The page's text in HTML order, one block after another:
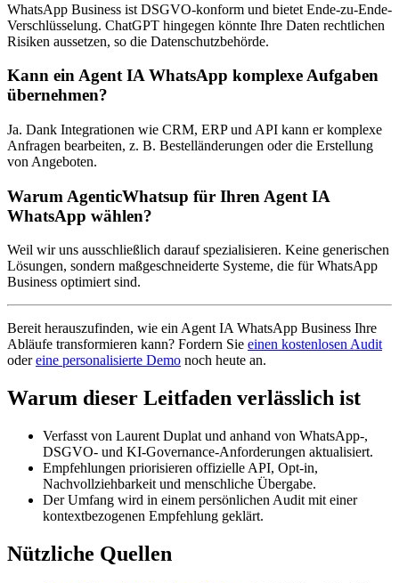
WhatsApp Business ist DSGVO-konform und bietet Ende-zu-Ende-
Verschlüsselung. ChatGPT hingegen könnte Ihre Daten rechtlichen
Risiken aussetzen, so die Datenschutzbehörde.
Kann ein Agent IA WhatsApp komplexe Aufgaben
übernehmen?
Ja. Dank Integrationen wie CRM, ERP und API kann er komplexe
Anfragen bearbeiten, z. B. Bestelländerungen oder die Erstellung
von Angeboten.
Warum AgenticWhatsup für Ihren Agent IA
WhatsApp wählen?
Weil wir uns ausschließlich darauf spezialisieren. Keine generischen
Lösungen, sondern maßgeschneiderte Systeme, die für WhatsApp
Business optimiert sind.
Bereit herauszufinden, wie ein Agent IA WhatsApp Business Ihre
Abläufe transformieren kann? Fordern Sie einen kostenlosen Audit
odereine personalisierte Demo noch heute an.
Warum dieser Leitfaden verlässlich ist
Verfasst von Laurent Duplat und anhand von WhatsApp-,
DSGVO- und KI-Governance-Anforderungen aktualisiert.
Empfehlungen priorisieren offizielle API, Opt-in,
Nachvollziehbarkeit und menschliche Übergabe.
Der Umfang wird in einem persönlichen Audit mit einer
kontextbezogenen Empfehlung geklärt.
Nützliche Quellen